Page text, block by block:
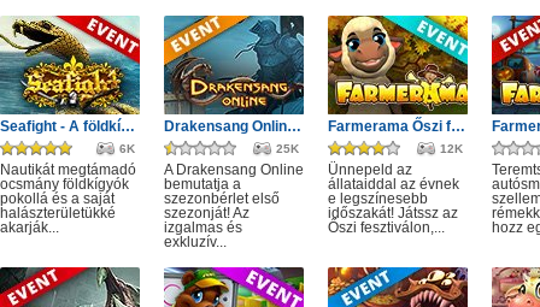
Seafight - A földkígyó éve
6K
Nautikát megtámadó
ocsmány földkígyók
pokollá és a saját
halászterületükké
akarják...
Drakensang Online - Első szezon
25K
A Drakensang Online
bemutatja a
szezonbérlet első
szezonját! Az
izgalmas és
exkluzív...
Farmerama Őszi fesztivál
12K
Ünnepeld az
állataiddal az évnek
e legszínesebb
időszakát! Játssz az
Őszi fesztiválon,...
hozz